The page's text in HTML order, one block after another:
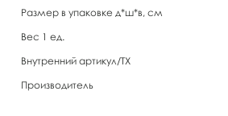
Размер в упаковке д*ш*в, см
Вес 1 ед.
Внутренний артикул/TX
Производитель